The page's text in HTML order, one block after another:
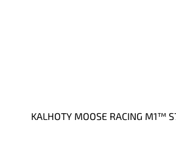
KALHOTY MOOSE RACING M1™